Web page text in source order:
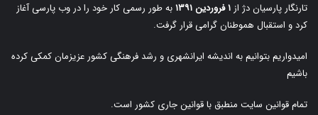
تارنگار پارسیان دژ از ۱ فروردین ۱۳۹۱
به طور رسمی کار خود را در وب پارسی آغاز
کرد و استقبال هموطنان گرامی قرار گرفت.
امیدواریم بتوانیم به اندیشه ایرانشهری و رشد فرهنگی کشور عزیزمان کمکی کرده
باشیم
تمام قوانین سایت منطبق با قوانین جاری کشور است.